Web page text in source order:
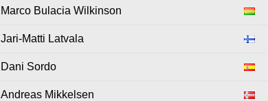
Marco Bulacia Wilkinson
Jari-Matti Latvala
Dani Sordo
Andreas Mikkelsen